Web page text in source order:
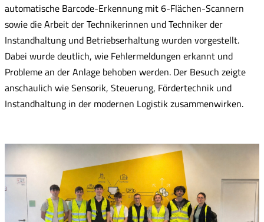
automatische Barcode-Erkennung mit 6-Flächen-Scannern
sowie die Arbeit der Technikerinnen und Techniker der
Instandhaltung und Betriebserhaltung wurden vorgestellt.
Dabei wurde deutlich, wie Fehlermeldungen erkannt und
Probleme an der Anlage behoben werden. Der Besuch zeigte
anschaulich wie Sensorik, Steuerung, Fördertechnik und
Instandhaltung in der modernen Logistik zusammenwirken.